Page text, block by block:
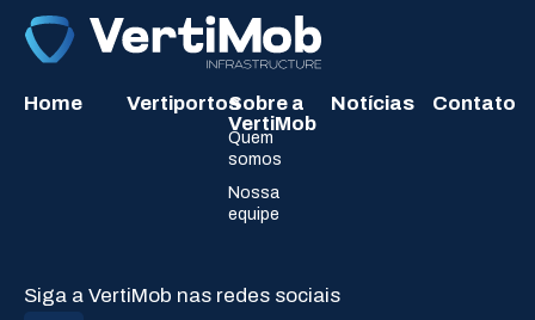
Home VertiportosSobre a
VertiMob
Quem
somos
Nossa
equipe
Notícias Contato
Siga a VertiMob nas redes sociais